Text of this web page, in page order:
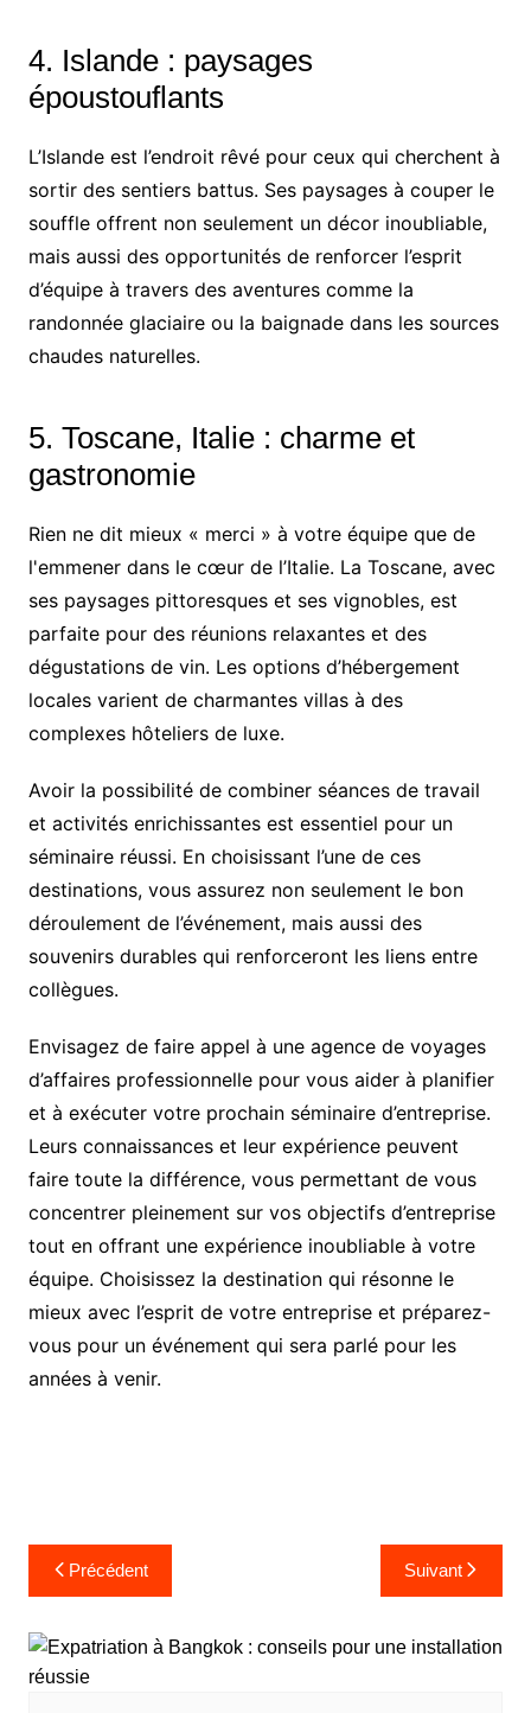
4. Islande : paysages
époustouflants
L’Islande est l’endroit rêvé pour ceux qui cherchent à
sortir des sentiers battus. Ses paysages à couper le
souffle offrent non seulement un décor inoubliable,
mais aussi des opportunités de renforcer l’esprit
d’équipe à travers des aventures comme la
randonnée glaciaire ou la baignade dans les sources
chaudes naturelles.
5. Toscane, Italie : charme et
gastronomie
Rien ne dit mieux « merci » à votre équipe que de
l'emmener dans le cœur de l’Italie. La Toscane, avec
ses paysages pittoresques et ses vignobles, est
parfaite pour des réunions relaxantes et des
dégustations de vin. Les options d’hébergement
locales varient de charmantes villas à des
complexes hôteliers de luxe.
Avoir la possibilité de combiner séances de travail
et activités enrichissantes est essentiel pour un
séminaire réussi. En choisissant l’une de ces
destinations, vous assurez non seulement le bon
déroulement de l’événement, mais aussi des
souvenirs durables qui renforceront les liens entre
collègues.
Envisagez de faire appel à une agence de voyages
d’affaires professionnelle pour vous aider à planifier
et à exécuter votre prochain séminaire d’entreprise.
Leurs connaissances et leur expérience peuvent
faire toute la différence, vous permettant de vous
concentrer pleinement sur vos objectifs d’entreprise
tout en offrant une expérience inoubliable à votre
équipe. Choisissez la destination qui résonne le
mieux avec l’esprit de votre entreprise et préparez-
vous pour un événement qui sera parlé pour les
années à venir.
Navigation
de
l’article
Précédent Suivant